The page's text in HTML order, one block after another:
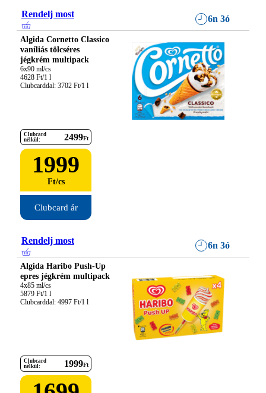
Rendelj most 6n 3ó
Algida Cornetto Classico
vaníliás tölcséres
jégkrém multipack
6x90 ml/cs
4628 Ft/1 l
Clubcarddal: 3702 Ft/1 l
Clubcard
nélkül:
2499Ft
1999
Ft/cs
Clubcard ár
Rendelj most 6n 3ó
Algida Haribo Push-Up
epres jégkrém multipack
4x85 ml/cs
5879 Ft/1 l
Clubcarddal: 4997 Ft/1 l
Clubcard
nélkül:
1999Ft